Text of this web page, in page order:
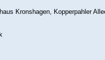
Kronshagen, Kopperpahler